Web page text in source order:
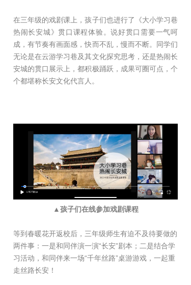
在三年级的戏剧课上，孩子们也进行了《大小学习巷
热闹长安城》贯口课程体验。说好贯口需要一气呵
成，有节奏有画面感，快而不乱，慢而不断。同学们
无论是在云游学习巷及其文化探究思考，还是热闹长
安城的贯口展示上，都积极踊跃，成果可圈可点，个
个都堪称长安文化代言人。
▲孩子们在线参加戏剧课程
等到春暖花开返校后，三年级师生有迫不及待要做的
两件事：一是和同伴演一演“长安”剧本；二是结合学
习活动，和同伴来一场“千年丝路”桌游游戏，一起重
走丝路长安！